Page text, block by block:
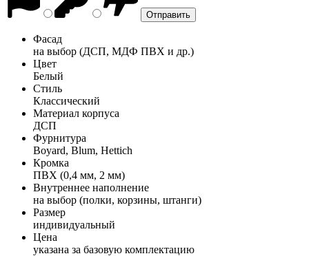
Фасад
на выбор (ДСП, МДФ ПВХ и др.)
Цвет
Белый
Стиль
Классический
Материал корпуса
ДСП
Фурнитура
Boyard, Blum, Hettich
Кромка
ПВХ (0,4 мм, 2 мм)
Внутреннее наполнение
на выбор (полки, корзины, штанги)
Размер
индивидуальный
Цена
указана за базовую комплектацию